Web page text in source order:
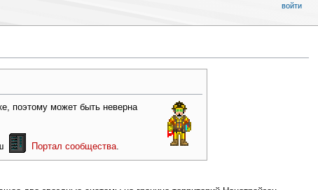
поэтому может быть неверна
Портал сообщества.
войти